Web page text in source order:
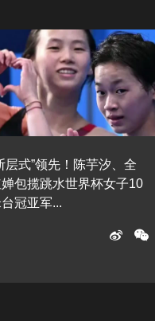
层式”领先！陈芋汐、全
包揽跳水世界杯女子10
冠亚军...